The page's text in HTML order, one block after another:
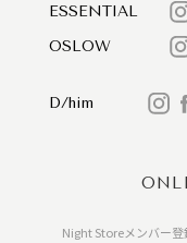
ESSENTIAL
OSLOW
D/him
Night Storeメンバー登